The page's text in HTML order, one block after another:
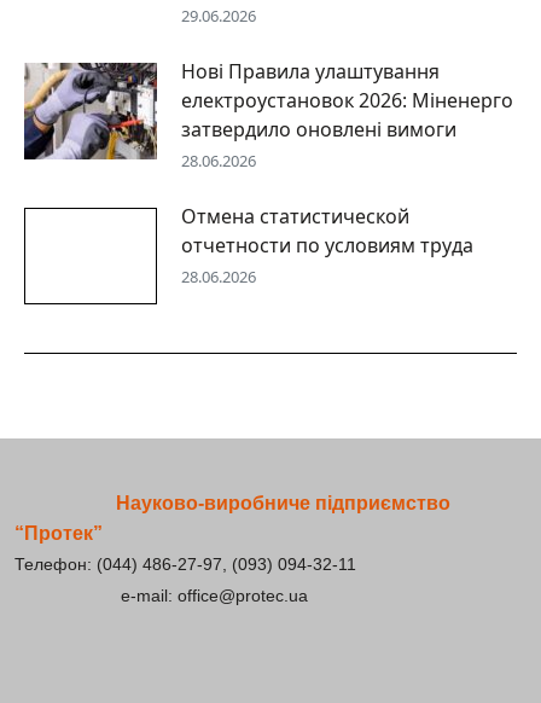
29.06.2026
Нові Правила улаштування
електроустановок 2026: Міненерго
затвердило оновлені вимоги
28.06.2026
Отмена статистической
отчетности по условиям труда
28.06.2026
Науково-виробниче підприємство
“Протек”
Телефон: (044) 486-27-97, (093) 094-32-11
e-mail: office@protec.ua